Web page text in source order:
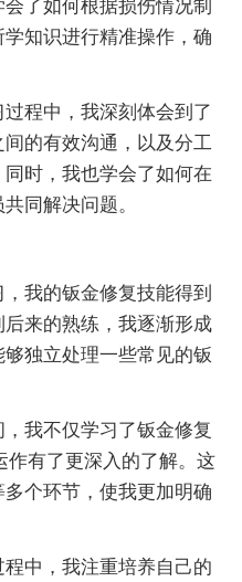
了如何根据损伤情况制
知识进行精准操作，确
程中，我深刻体会到了
的有效沟通，以及分工
时，我也学会了如何在
同解决问题。
我的钣金修复技能得到
来的熟练，我逐渐形成
独立处理一些常见的钣
我不仅学习了钣金修复
作有了更深入的了解。这
个环节，使我更加明确
中，我注重培养自己的